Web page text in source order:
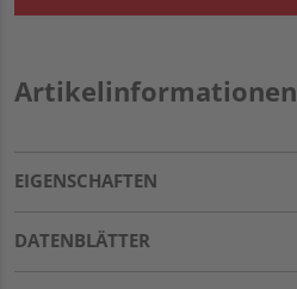
Artikelinformationen
EIGENSCHAFTEN
DATENBLÄTTER